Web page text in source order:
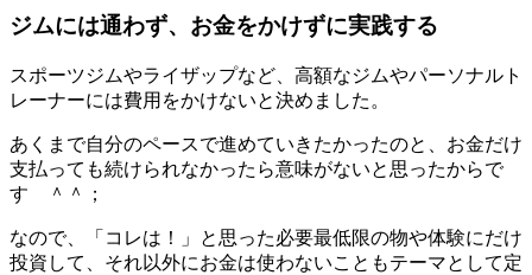
ジムには通わず、お金をかけずに実践する
スポーツジムやライザップなど、高額なジムやパーソナルト
レーナーには費用をかけないと決めました。
あくまで自分のペースで進めていきたかったのと、お金だけ
支払っても続けられなかったら意味がないと思ったからで
す ＾＾；
なので、「コレは！」と思った必要最低限の物や体験にだけ
投資して、それ以外にお金は使わないこともテーマとして定